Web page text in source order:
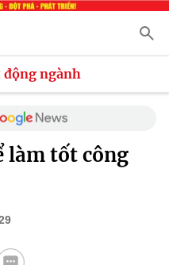
động ngành
làm tốt công